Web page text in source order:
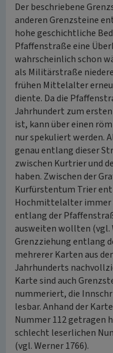
Der beschriebene
anderen Grenzsteine
hohe geschichtliche
Pfaffenstraße eine
wahrscheinlich schon
als Militärstraße
frühen Mittelalter
diente. Da die
Jahrhundert zum
ist, kann über einen
nur spekuliert werden.
genau entlang dieser
zwischen Kurtrier und
haben. Zwischen der
Kurfürstentum Trier
Hochmittelalter immer
entlang der
ausweiten wollten (vgl.
Grenzziehung entlang
mehrerer Karten aus
Jahrhunderts
Karte sind auch
nummeriert, die
lesbar. Anhand der
Nummer 112 getragen
schlecht leserlichen
(vgl. Werner 1766).